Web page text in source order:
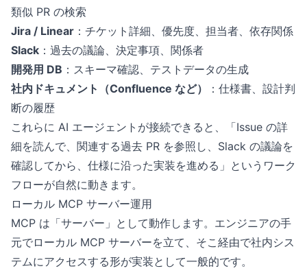
類似 PR の検索
Jira / Linear ：チケット詳細、優先度、担当者、依存関係
Slack ：過去の議論、決定事項、関係者
開発用 DB ：スキーマ確認、テストデータの生成
社内ドキュメント（Confluence など）
：仕様書、設計判
断の履歴
これらに AI エージェントが接続できると、「Issue の詳
細を読んで、関連する過去 PR を参照し、Slack の議論を
確認してから、仕様に沿った実装を進める」というワーク
フローが自然に動きます。
ローカル MCP サーバー運用
MCP は「サーバー」として動作します。エンジニアの手
元でローカル MCP サーバーを立て、そこ経由で社内シス
テムにアクセスする形が実装として一般的です。